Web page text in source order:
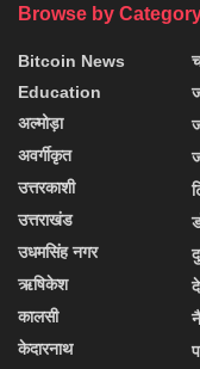
Browse by
Bitcoin News
Education
अल्मोड़ा
अवर्गीकृत
उत्तरकाशी
उत्तराखंड
उधमसिंह नगर
ऋषिकेश
कालसी
केदारनाथ